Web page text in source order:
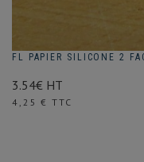
FL PAPIER SILICONE 2
3.54€ HT
Prix
4,25 € TTC